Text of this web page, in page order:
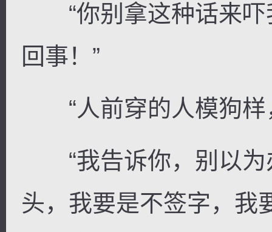
“你别拿这种话来吓
回事！”
“人前穿的人模狗样
“我告诉你，别以为
头，我要是不签字，我